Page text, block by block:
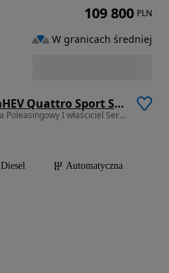
Audi A6 Avant 40 TDI mHEV Quattro Sport S tronic
1968 cm3 • 204 KM • Salon Polska Poleasingowy I właściciel Serwis Bezwypadkowy ASO VAT 23%
Diesel
Automatyczna
109 800 PLN
W granicach średniej